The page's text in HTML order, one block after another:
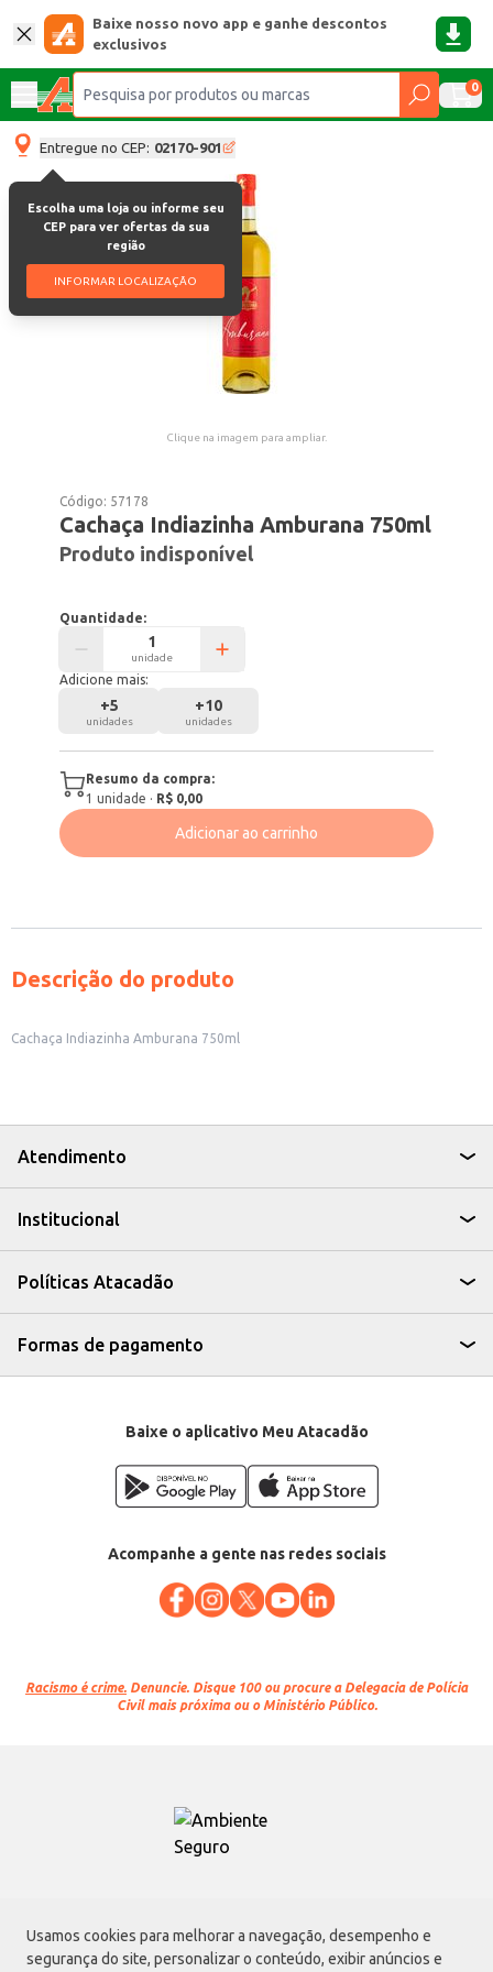
Usamos cookies para melhorar a navegação, desempenho e
segurança do site, personalizar o conteúdo, exibir anúncios e
Baixe nosso novo app e ganhe descontos
exclusivos
0
Entregue no CEP: 02170-901
Escolha uma loja ou informe seu
CEP para ver ofertas da sua
região
INFORMAR LOCALIZAÇÃO
Clique na imagem para ampliar.
Código: 57178
Cachaça Indiazinha Amburana 750ml
Produto indisponível
Quantidade:
unidade
Adicione mais:
+5
unidades
+10
unidades
Resumo da compra:
1 unidade · R$ 0,00
Adicionar ao carrinho
Descrição do produto
Cachaça Indiazinha Amburana 750ml
Atendimento
Institucional
Políticas Atacadão
Formas de pagamento
Baixe o aplicativo Meu Atacadão
Acompanhe a gente nas redes sociais
Racismo é crime. Denuncie. Disque 100 ou procure a Delegacia de Polícia
Civil mais próxima ou o Ministério Público.
Atacadão S.A.
Avenida Morvan Dias de Figueiredo, 6169, Vila Maria, São Paulo - SP | CEP
02170-901 | CNPJ: 75.315.333/0001-09